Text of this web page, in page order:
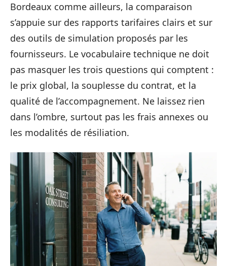
Bordeaux comme ailleurs, la comparaison
s’appuie sur des rapports tarifaires clairs et sur
des outils de simulation proposés par les
fournisseurs. Le vocabulaire technique ne doit
pas masquer les trois questions qui comptent :
le prix global, la souplesse du contrat, et la
qualité de l’accompagnement. Ne laissez rien
dans l’ombre, surtout pas les frais annexes ou
les modalités de résiliation.